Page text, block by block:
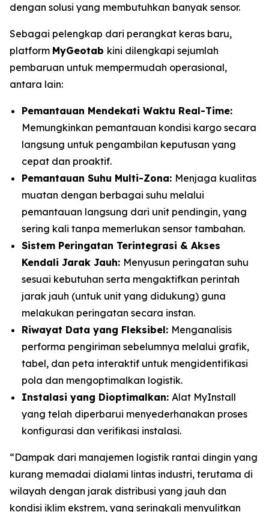
dengan solusi yang membutuhkan banyak sensor.
Sebagai pelengkap dari perangkat keras baru,
platform MyGeotab kini dilengkapi sejumlah
pembaruan untuk mempermudah operasional,
antara lain:
Pemantauan Mendekati Waktu Real-Time:
Memungkinkan pemantauan kondisi kargo secara
langsung untuk pengambilan keputusan yang
cepat dan proaktif.
Pemantauan Suhu Multi-Zona: Menjaga kualitas
muatan dengan berbagai suhu melalui
pemantauan langsung dari unit pendingin, yang
sering kali tanpa memerlukan sensor tambahan.
Sistem Peringatan Terintegrasi & Akses
Kendali Jarak Jauh: Menyusun peringatan suhu
sesuai kebutuhan serta mengaktifkan perintah
jarak jauh (untuk unit yang didukung) guna
melakukan peringatan secara instan.
Riwayat Data yang Fleksibel: Menganalisis
performa pengiriman sebelumnya melalui grafik,
tabel, dan peta interaktif untuk mengidentifikasi
pola dan mengoptimalkan logistik.
Instalasi yang Dioptimalkan: Alat MyInstall
yang telah diperbarui menyederhanakan proses
konfigurasi dan verifikasi instalasi.
“Dampak dari manajemen logistik rantai dingin yang
kurang memadai dialami lintas industri, terutama di
wilayah dengan jarak distribusi yang jauh dan
kondisi iklim ekstrem, yang seringkali menyulitkan